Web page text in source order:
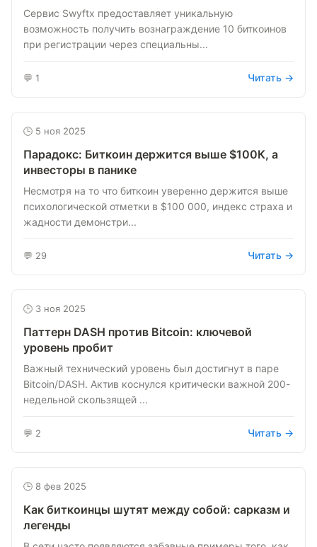
Сервис Swyftx предоставляет уникальную
возможность получить вознаграждение 10 биткоинов
при регистрации через специальны...
💬 1 Читать →
🕒 5 ноя 2025
Парадокс: Биткоин держится выше $100К, а
инвесторы в панике
Несмотря на то что биткоин уверенно держится выше
психологической отметки в $100 000, индекс страха и
жадности демонстри...
💬 29 Читать →
🕒 3 ноя 2025
Паттерн DASH против Bitcoin: ключевой
уровень пробит
Важный технический уровень был достигнут в паре
Bitcoin/DASH. Актив коснулся критически важной 200-
недельной скользящей ...
💬 2 Читать →
🕒 8 фев 2025
Как биткоинцы шутят между собой: сарказм и
легенды